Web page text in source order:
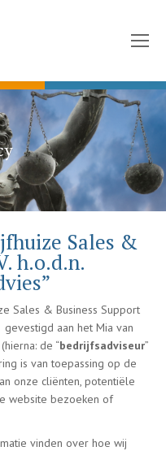
Sales &
h.o.d.n.
Sales & Business Support
gevestigd aan het Mia van
de “bedrijfsadviseur”
is van toepassing op de
onze cliënten, potentiële
website bezoeken of
vinden over hoe wij